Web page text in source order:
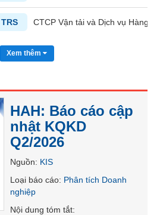
TRS CTCP Vận tải và Dịch vụ Hàng
Xem thêm
HAH: Báo cáo cập
nhật KQKD
Q2/2026
Nguồn: KIS
Loại báo cáo: Phân tích Doanh
nghiệp
Nội dung tóm tắt: